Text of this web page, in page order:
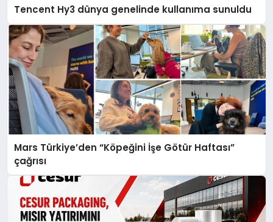
Tencent Hy3 dünya genelinde kullanıma sunuldu
Mars Türkiye’den “Köpeğini İşe Götür Haftası”
çağrısı